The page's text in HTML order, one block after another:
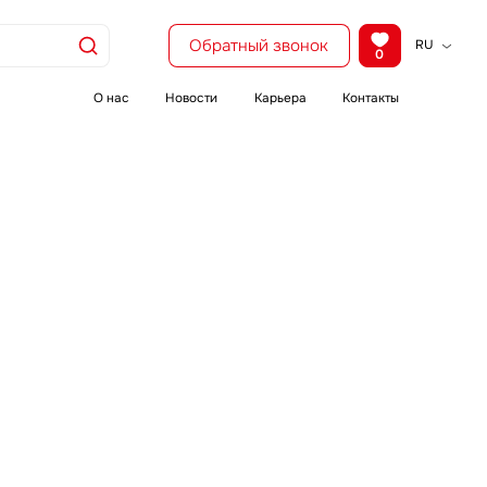
Обратный звонок 0
RU
О нас Новости Карьера Контакты